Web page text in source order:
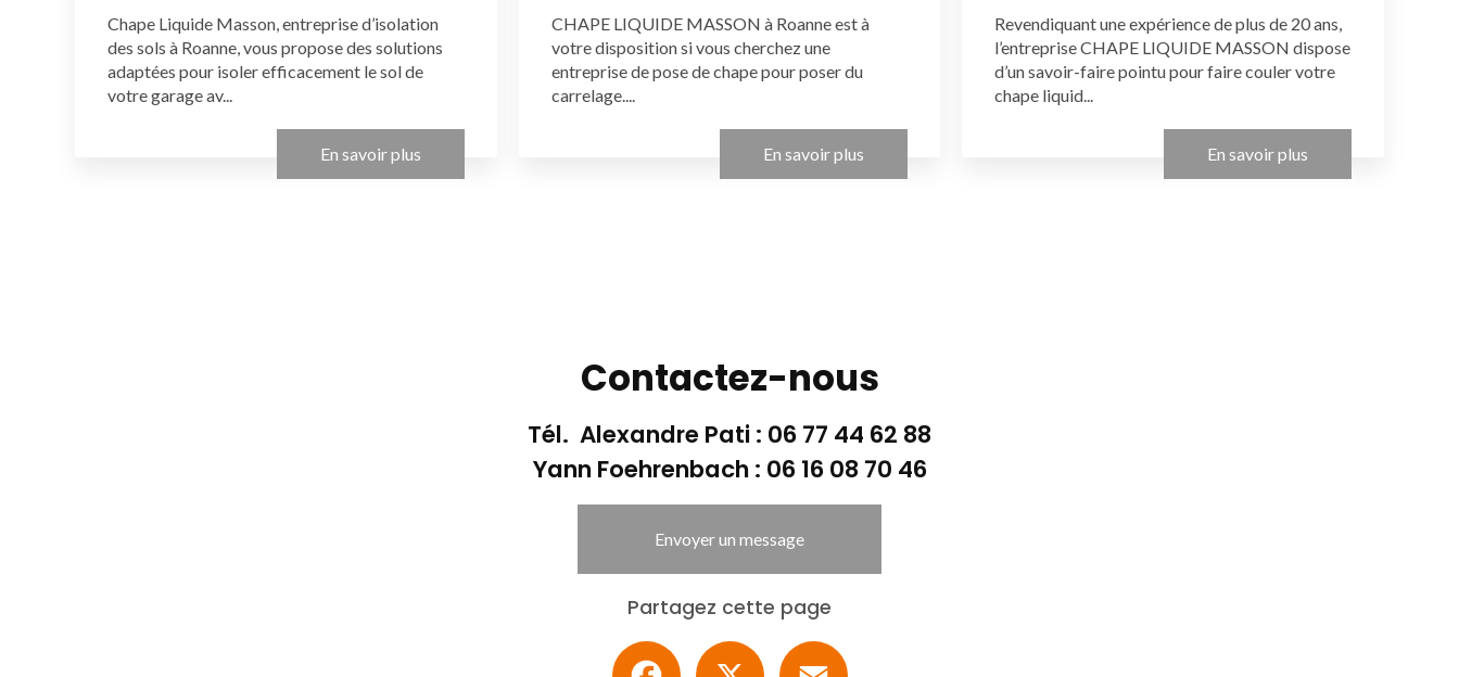
Chape Liquide Masson, entreprise d’isolation
des sols à Roanne, vous propose des solutions
adaptées pour isoler efficacement le sol de
votre garage av...
En savoir plus
CHAPE LIQUIDE MASSON à Roanne est à
votre disposition si vous cherchez une
entreprise de pose de chape pour poser du
carrelage....
En savoir plus
Revendiquant une expérience de plus de 20 ans,
l’entreprise CHAPE LIQUIDE MASSON dispose
d’un savoir-faire pointu pour faire couler votre
chape liquid...
En savoir plus
Contactez-nous
Tél. Alexandre Pati : 06 77 44 62 88
Yann Foehrenbach : 06 16 08 70 46
Envoyer un message
Partagez cette page
Facebook